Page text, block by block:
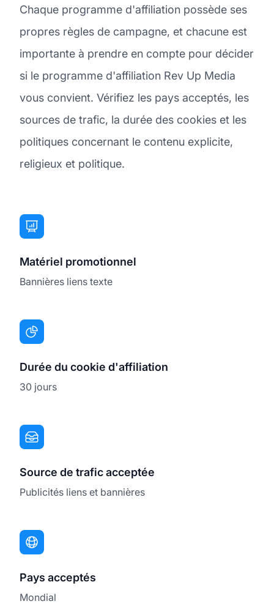
Chaque programme d'affiliation possède ses
propres règles de campagne, et chacune est
importante à prendre en compte pour décider
si le programme d'affiliation Rev Up Media
vous convient. Vérifiez les pays acceptés, les
sources de trafic, la durée des cookies et les
politiques concernant le contenu explicite,
religieux et politique.
Matériel promotionnel
Bannières liens texte
Durée du cookie d'affiliation
30 jours
Source de trafic acceptée
Publicités liens et bannières
Pays acceptés
Mondial